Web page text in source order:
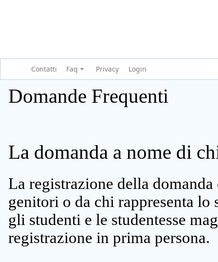
Contatti Faq Privacy Login
Domande Frequenti
La domanda a nome di
La registrazione della
genitori o da chi rappresenta lo
gli studenti e le studentesse
registrazione in prima persona.